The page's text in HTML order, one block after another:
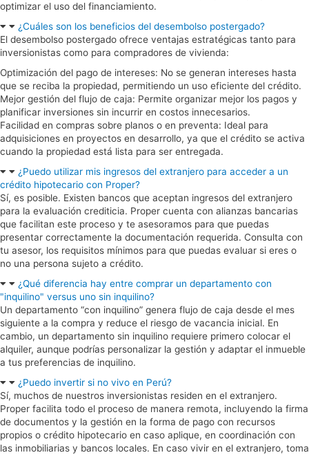
optimizar el uso del financiamiento.
¿Cuáles son los beneficios del desembolso postergado?
El desembolso postergado ofrece ventajas estratégicas tanto para
inversionistas como para compradores de vivienda:
Optimización del pago de intereses: No se generan intereses hasta
que se reciba la propiedad, permitiendo un uso eficiente del crédito.
Mejor gestión del flujo de caja: Permite organizar mejor los pagos y
planificar inversiones sin incurrir en costos innecesarios.
Facilidad en compras sobre planos o en preventa: Ideal para
adquisiciones en proyectos en desarrollo, ya que el crédito se activa
cuando la propiedad está lista para ser entregada.
¿Puedo utilizar mis ingresos del extranjero para acceder a un
crédito hipotecario con Proper?
Sí, es posible. Existen bancos que aceptan ingresos del extranjero
para la evaluación crediticia. Proper cuenta con alianzas bancarias
que facilitan este proceso y te asesoramos para que puedas
presentar correctamente la documentación requerida. Consulta con
tu asesor, los requisitos mínimos para que puedas evaluar si eres o
no una persona sujeto a crédito.
¿Qué diferencia hay entre comprar un departamento con
"inquilino" versus uno sin inquilino?
Un departamento “con inquilino” genera flujo de caja desde el mes
siguiente a la compra y reduce el riesgo de vacancia inicial. En
cambio, un departamento sin inquilino requiere primero colocar el
alquiler, aunque podrías personalizar la gestión y adaptar el inmueble
a tus preferencias de inquilino.
¿Puedo invertir si no vivo en Perú?
Sí, muchos de nuestros inversionistas residen en el extranjero.
Proper facilita todo el proceso de manera remota, incluyendo la firma
de documentos y la gestión en la forma de pago con recursos
propios o crédito hipotecario en caso aplique, en coordinación con
las inmobiliarias y bancos locales. En caso vivir en el extranjero, toma